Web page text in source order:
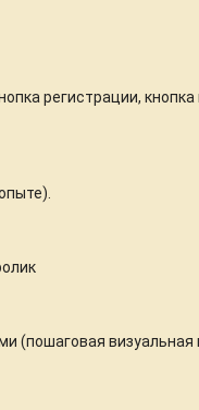
регистрации, кнопка
(пошаговая